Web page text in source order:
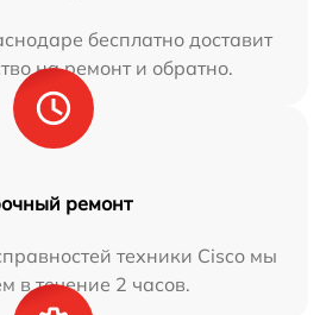
бесплатно доставит
на ремонт и обратно.
ремонт
техники Cisco мы
в течение 2 часов.